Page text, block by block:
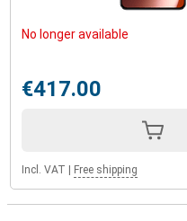
No longer available
€417.00
Incl. VAT Free shipping